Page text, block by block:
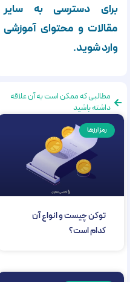
برای دسترسی به سایر
مقالات و محتوای آموزشی
وارد شوید.
مطالبی که ممکن است به آن علاقه
داشته باشید
رمز ارزها
توکن چیست و انواع آن
کدام است؟